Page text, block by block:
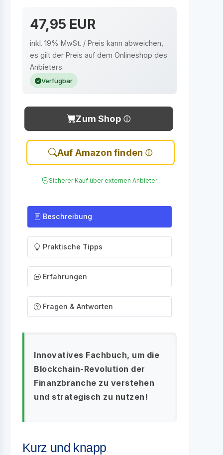
47,95 EUR
inkl. 19% MwSt. / Preis kann abweichen,
es gilt der Preis auf dem Onlineshop des
Anbieters.
Verfügbar
Zum Shop
Auf Amazon finden
Sicherer Kauf über externen Anbieter
Beschreibung
Praktische Tipps
Erfahrungen
Fragen & Antworten
Innovatives Fachbuch, um die
Blockchain-Revolution der
Finanzbranche zu verstehen
und strategisch zu nutzen!
Kurz und knapp